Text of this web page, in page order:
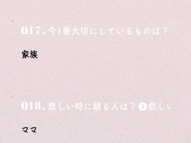
Q17. 今1番大切にしているものは？
家族
Q18. 悲しい時に頼る人は？
ママ